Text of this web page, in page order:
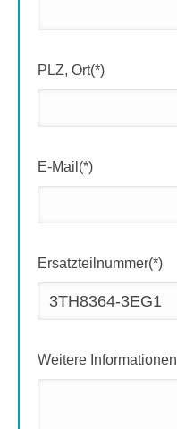
PLZ, Ort(*)
E-Mail(*)
Ersatzteilnummer(*)
Weitere Informationen